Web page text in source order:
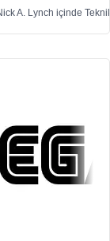
A. Lynch içinde